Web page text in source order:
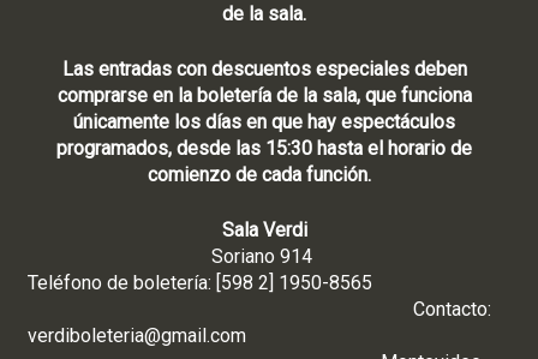
de la sala.
Las entradas con descuentos especiales deben
comprarse en la boletería de la sala, que funciona
únicamente los días en que hay espectáculos
programados, desde las 15:30 hasta el horario de
comienzo de cada función.
Sala Verdi
Soriano 914
Teléfono de boletería: [598 2] 1950-8565
Contacto:
verdiboleteria@gmail.com